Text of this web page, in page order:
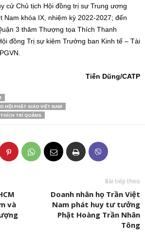
cử Chủ tịch Hội đồng trị sự Trung ương
Nam khóa IX, nhiệm kỳ 2022-2027; đến
3 thăm Thượng tọa Thích Thanh
đồng Trị sự kiêm Trưởng ban Kinh tế – Tài
Tiến Dũng/CATP
HỘI PHẬT GIÁO VIỆT NAM
TRÍ QUẢNG
và
Bài tiếp theo
Doanh nhân họ Trần Việt
Nam phát huy tư tưởng
Phật Hoàng Trần Nhân
Tông